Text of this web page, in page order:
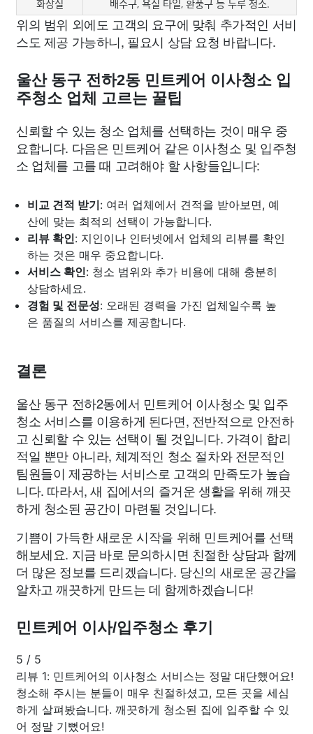
화장실 배수구, 욕실 타일, 환풍구 등 두루 청소.
위의 범위 외에도 고객의 요구에 맞춰 추가적인 서비
스도 제공 가능하니, 필요시 상담 요청 바랍니다.
울산 동구 전하2동 민트케어 이사청소 입
주청소 업체 고르는 꿀팁
신뢰할 수 있는 청소 업체를 선택하는 것이 매우 중
요합니다. 다음은 민트케어 같은 이사청소 및 입주청
소 업체를 고를 때 고려해야 할 사항들입니다:
비교 견적 받기: 여러 업체에서 견적을 받아보면, 예
산에 맞는 최적의 선택이 가능합니다.
리뷰 확인: 지인이나 인터넷에서 업체의 리뷰를 확인
하는 것은 매우 중요합니다.
서비스 확인: 청소 범위와 추가 비용에 대해 충분히
상담하세요.
경험 및 전문성: 오래된 경력을 가진 업체일수록 높
은 품질의 서비스를 제공합니다.
결론
울산 동구 전하2동에서 민트케어 이사청소 및 입주
청소 서비스를 이용하게 된다면, 전반적으로 안전하
고 신뢰할 수 있는 선택이 될 것입니다. 가격이 합리
적일 뿐만 아니라, 체계적인 청소 절차와 전문적인
팀원들이 제공하는 서비스로 고객의 만족도가 높습
니다. 따라서, 새 집에서의 즐거운 생활을 위해 깨끗
하게 청소된 공간이 마련될 것입니다.
기쁨이 가득한 새로운 시작을 위해 민트케어를 선택
해보세요. 지금 바로 문의하시면 친절한 상담과 함께
더 많은 정보를 드리겠습니다. 당신의 새로운 공간을
알차고 깨끗하게 만드는 데 함께하겠습니다!
민트케어 이사/입주청소 후기
5 / 5
리뷰 1: 민트케어의 이사청소 서비스는 정말 대단했어요!
청소해 주시는 분들이 매우 친절하셨고, 모든 곳을 세심
하게 살펴봤습니다. 깨끗하게 청소된 집에 입주할 수 있
어 정말 기뻤어요!